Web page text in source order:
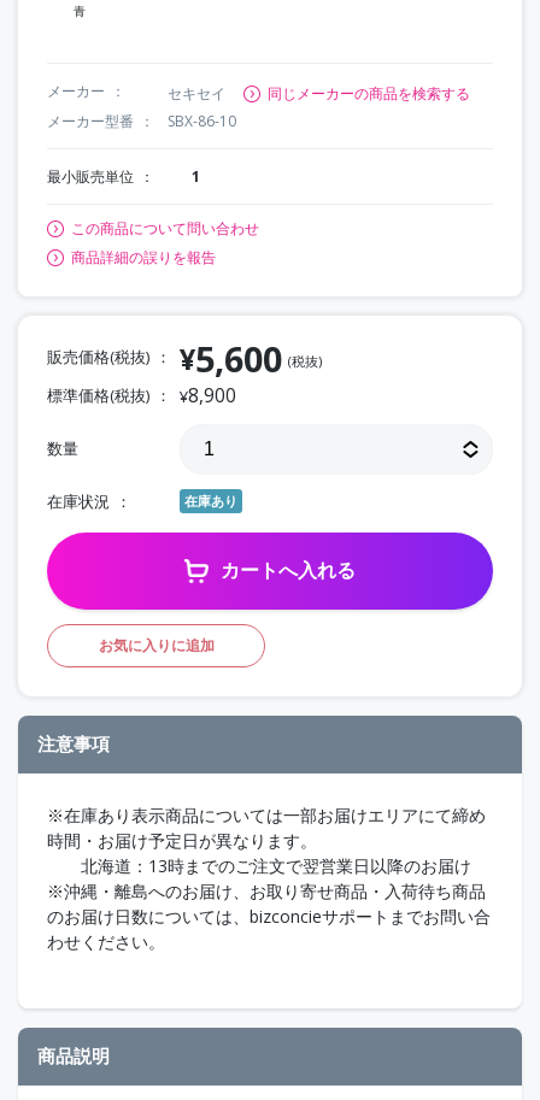
青
メーカー セキセイ
同じメーカーの商品を検索する
メーカー型番
SBX-86-10
最小販売単位 1
この商品について問い合わせ
商品詳細の誤りを報告
販売価格(税抜) ¥5,600 (税抜)
標準価格(税抜) ¥8,900
数量
在庫状況 在庫あり
カートへ入れる
お気に入りに追加
注意事項
※在庫あり表示商品については一部お届けエリアにて締め
時間・お届け予定日が異なります。
北海道：13時までのご注文で翌営業日以降のお届け
※沖縄・離島へのお届け、お取り寄せ商品・入荷待ち商品
のお届け日数については、bizconcieサポートまでお問い合
わせください。
商品説明